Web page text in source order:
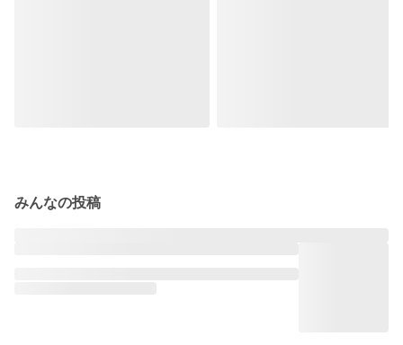
みんなの投稿